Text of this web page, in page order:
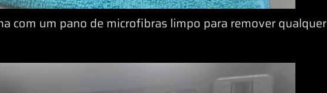
com um pano de microfibras limpo para remover qualquer